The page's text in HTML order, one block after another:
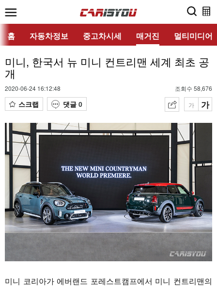
홈 자동차정보 중고차시세 매거진 멀티미디어
미니, 한국서 뉴 미니 컨트리맨 세계 최초 공
개
2020-06-24 16:12:48 조회수 58,676
스크랩 댓글 0 가 가
미니 코리아가 에버랜드 포레스트캠프에서 미니 컨트리맨의